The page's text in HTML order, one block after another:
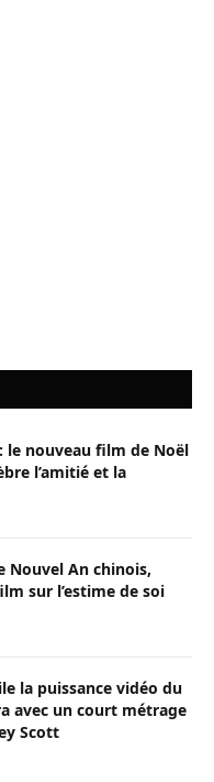
le nouveau film de Noël
l’amitié et la
Nouvel An chinois,
sur l’estime de soi
la puissance vidéo du
avec un court métrage
Scott